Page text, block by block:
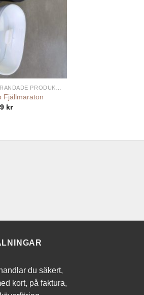
Fjällmaraton
kr
du säkert,
kort, på faktura,